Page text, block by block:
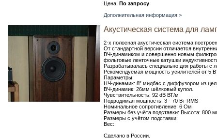
Цена: По запросу
Дополнительная информация >
Акустическая система для
2-х полосная акустическая система
От стандартной версии отличается
ВЧ-динамиком и совершенно новым
фольговые ленточные катушки
Разрабатывалась специально для работы
Рекомендуемая мощность усилителей от 5
Параметры:
НЧ-динамик: 8” мидбас с диффузором из
ВЧ-динамик: 26мм шёлковый купол.
Чувствительность: 92 dB ВТ/м
Подводимая мощность: 3 - 70 Вт RMS
Номинальное сопротивление: 6 Ом
Размеры без учёта подставки: Высота:
Размеры с учётом подставки:
Вес:
Сделано в России.